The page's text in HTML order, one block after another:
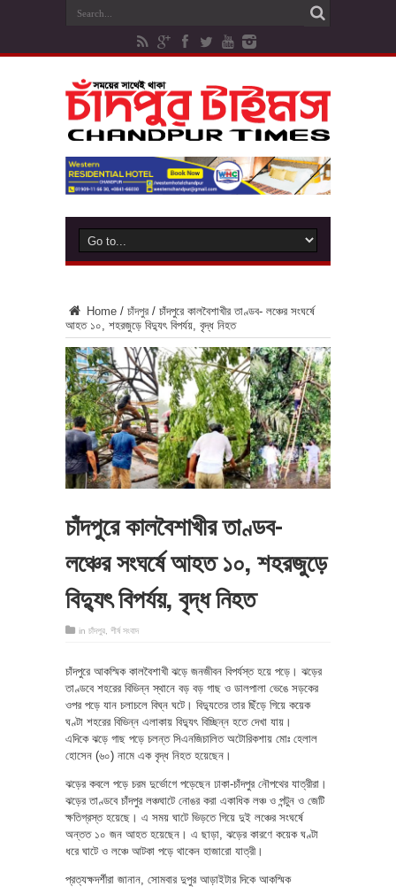
Home / চাঁদপুর / চাঁদপুরে কালবৈশাখীর তাণ্ডব- লঞ্চের সংঘর্ষে
আহত ১০, শহরজুড়ে বিদ্যুৎ বিপর্যয়, বৃদ্ধ নিহত
চাঁদপুরে কালবৈশাখীর তাণ্ডব-
লঞ্চের সংঘর্ষে আহত ১০, শহরজুড়ে
বিদ্যুৎ বিপর্যয়, বৃদ্ধ নিহত
in চাঁদপুর শীর্ষ সংবাদ
চাঁদপুরে আকস্মিক কালবৈশাখী ঝড়ে জনজীবন বিপর্যস্ত হয়ে পড়ে। ঝড়ের
তাণ্ডবে শহরের বিভিন্ন স্থানে বড় বড় গাছ ও ডালপালা ভেঙে সড়কের
ওপর পড়ে যান চলাচলে বিঘ্ন ঘটে। বিদ্যুতের তার ছিঁড়ে গিয়ে কয়েক
ঘণ্টা শহরের বিভিন্ন এলাকায় বিদ্যুৎ বিচ্ছিন্ন হতে দেখা যায়।
এদিকে ঝড়ে গাছ পড়ে চলন্ত সিএনজিচালিত অটোরিকশায় মোঃ হেলাল
হোসেন (৬০) নামে এক বৃদ্ধ নিহত হয়েছেন।
ঝড়ের কবলে পড়ে চরম দুর্ভোগে পড়েছেন ঢাকা-চাঁদপুর নৌপথের যাত্রীরা।
ঝড়ের তাণ্ডবে চাঁদপুর লঞ্চঘাটে নোঙর করা একাধিক লঞ্চ ও পন্টুন ও জেটি
ক্ষতিগ্রস্ত হয়েছে। এ সময় ঘাটে ভিড়তে গিয়ে দুই লঞ্চের সংঘর্ষে
অন্তত ১০ জন আহত হয়েছেন। এ ছাড়া, ঝড়ের কারণে কয়েক ঘণ্টা
ধরে ঘাটে ও লঞ্চে আটকা পড়ে থাকেন হাজারো যাত্রী।
প্রত্যক্ষদর্শীরা জানান, সোমবার দুপুর আড়াইটার দিকে আকস্মিক